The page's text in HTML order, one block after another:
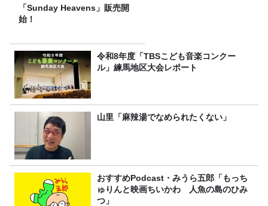
「Sunday Heavens」販売開
始！
令和8年度「TBSこども音楽コンクー
ル」練馬地区大会レポート
山里「麻辣湯でなめられたくない」
おすすめPodcast・みうら五郎「もっち
ゅりんと映画ちいかわ 人魚の島のひみ
つ」